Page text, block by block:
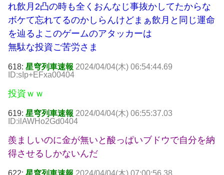
れ飲月2凸の時も全くおんなじ事抜かしてたからな
ボケて忘れてるのかしらんけどまぁ飲月と同じ運命
を辿るよこのゲームのアタッカーは
無駄な投資ご苦労さま
618: 星穹列車速報 2024/04/04(木) 06:54:44.69
ID:sIp+EFxa00404
投資ｗｗ
619: 星穹列車速報 2024/04/04(木) 06:55:37.03
ID:ilAWHo2Gd0404
羨ましいのに金が無いと酸っぱいブドウで自分を納
得させるしかないんだ